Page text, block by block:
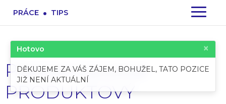
PRÁCE . TIPS
Pracovní pozice:
PRODUKTOVÝ
Hotovo ×
DĚKUJEME ZA VÁŠ ZÁJEM, BOHUŽEL, TATO POZICE
JIŽ NENÍ AKTUÁLNÍ